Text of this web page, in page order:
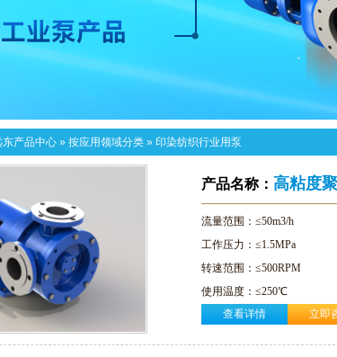
东产品中心 » 按应用领域分类 » 印染纺织行业用泵
产品名称： 高粘度
流量范围：≤50m3/h
工作压力：≤1.5MPa
转速范围：≤500RPM
使用温度：≤250℃
粘度范围：≤100万mm2/s
查看详情 立即